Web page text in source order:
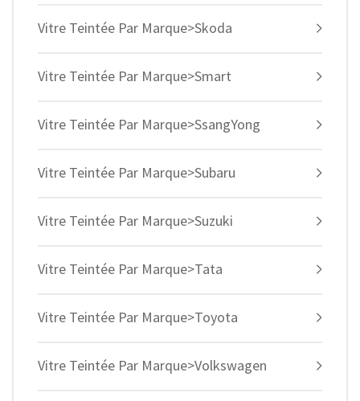
Vitre Teintée Par Marque>Skoda
Vitre Teintée Par Marque>Smart
Vitre Teintée Par Marque>SsangYong
Vitre Teintée Par Marque>Subaru
Vitre Teintée Par Marque>Suzuki
Vitre Teintée Par Marque>Tata
Vitre Teintée Par Marque>Toyota
Vitre Teintée Par Marque>Volkswagen